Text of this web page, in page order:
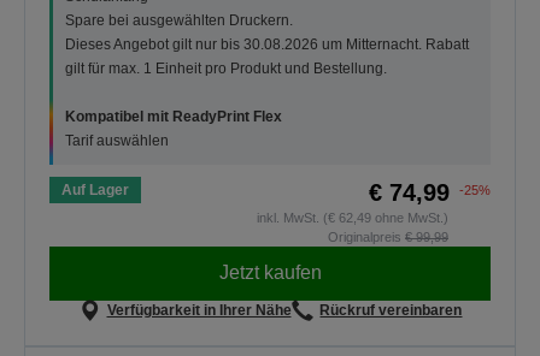
Spare bei ausgewählten Druckern.
Dieses Angebot gilt nur bis 30.08.2026 um Mitternacht. Rabatt
gilt für max. 1 Einheit pro Produkt und Bestellung.
Kompatibel mit ReadyPrint Flex
Tarif auswählen
Auf Lager € 74,99
-25%
inkl. MwSt. (€ 62,49 ohne MwSt.)
Originalpreis € 99,99
Jetzt kaufen
Verfügbarkeit in Ihrer Nähe Rückruf vereinbaren